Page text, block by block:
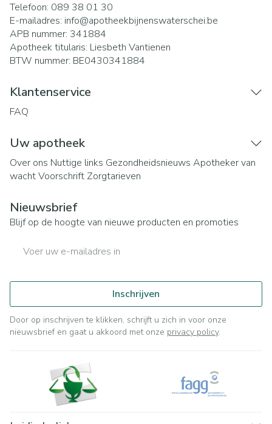
Telefoon: 089 38 01 30
E-mailadres: info@apotheekbijnenswaterschei.be
APB nummer: 341884
Apotheek titularis: Liesbeth Vantienen
BTW nummer: BE0430341884
Klantenservice
FAQ
Uw apotheek
Over ons Nuttige links Gezondheidsnieuws Apotheker van
wachtVoorschrift Zorgtarieven
Nieuwsbrief
Blijf op de hoogte van nieuwe producten en promoties
Inschrijven
Door op inschrijven te klikken, schrijft u zich in voor onze
nieuwsbrief en gaat u akkoord met onze privacy policy.